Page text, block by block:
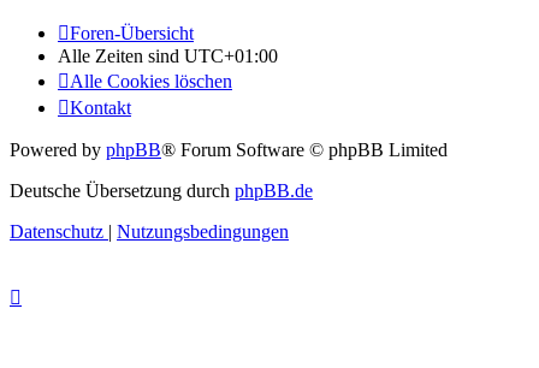
Foren-Übersicht
Alle Zeiten sind UTC+01:00
Alle Cookies löschen
Kontakt
Powered by phpBB® Forum Software © phpBB Limited
Deutsche Übersetzung durch phpBB.de
Datenschutz | Nutzungsbedingungen